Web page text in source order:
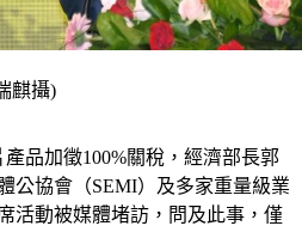
麒攝)
品加徵100%關稅，經濟部長郭
公協會（SEMI）及多家重量級業
活動被媒體堵訪，問及此事，僅